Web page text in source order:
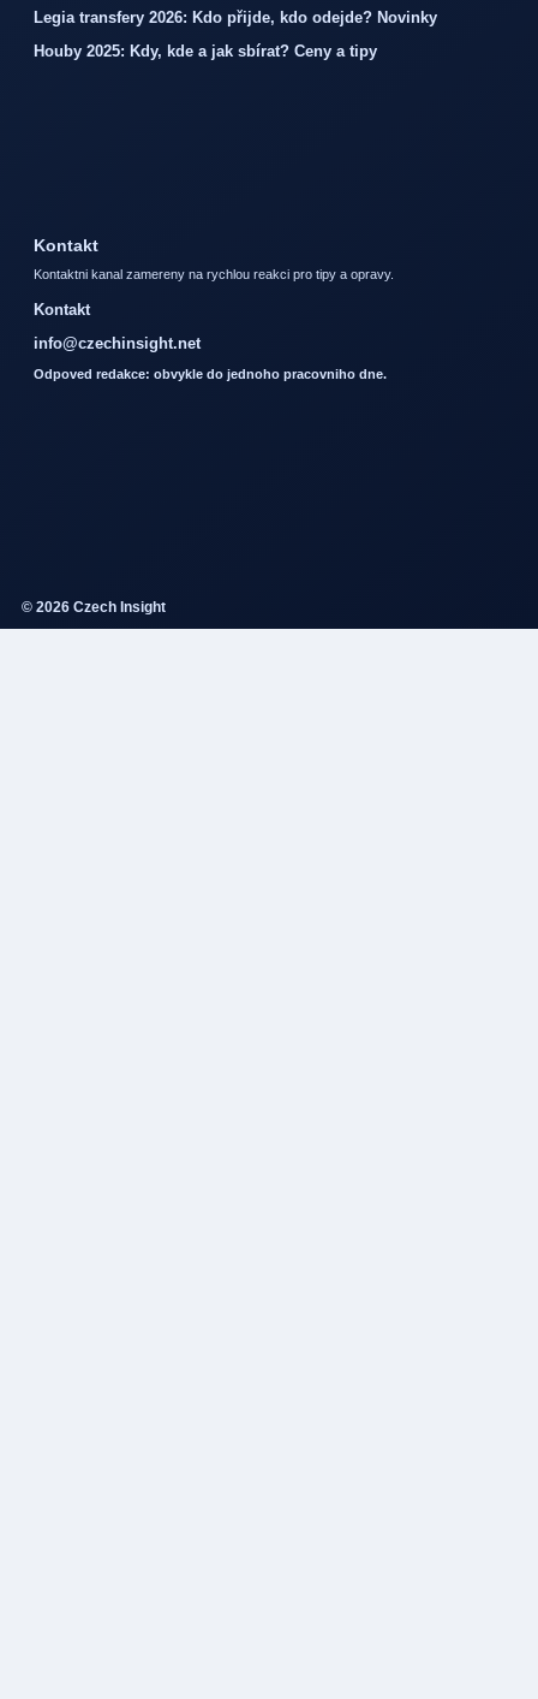
Legia transfery 2026: Kdo přijde, kdo odejde? Novinky
Houby 2025: Kdy, kde a jak sbírat? Ceny a tipy
Kontakt
Kontaktni kanal zamereny na rychlou reakci pro tipy a opravy.
Kontakt
info@czechinsight.net
Odpoved redakce: obvykle do jednoho pracovniho dne.
© 2026 Czech Insight